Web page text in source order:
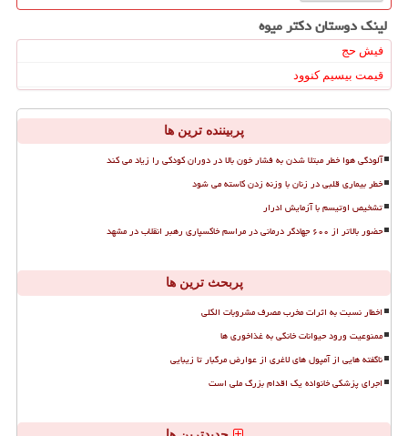
لینک دوستان دكتر میوه
فیش حج
قیمت بیسیم کنوود
پربیننده ترین ها
آلودگی هوا خطر مبتلا شدن به فشار خون بالا در دوران کودکی را زیاد می کند
خطر بیماری قلبی در زنان با وزنه زدن کاسته می شود
تشخیص اوتیسم با آزمایش ادرار
حضور بالاتر از ۶۰۰ جهادگر درمانی در مراسم خاکسپاری رهبر انقلاب در مشهد
پربحث ترین ها
اخطار نسبت به اثرات مخرب مصرف مشروبات الکلی
ممنوعیت ورود حیوانات خانگی به غذاخوری ها
ناگفته هایی از آمپول های لاغری از عوارض مرگبار تا زیبایی
اجرای پزشکی خانواده یک اقدام بزرگ ملی است